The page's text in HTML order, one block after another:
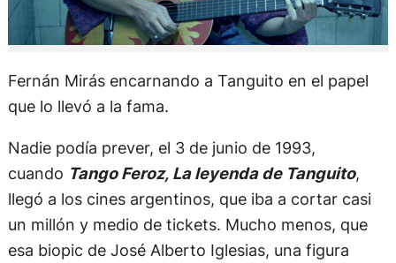
Fernán Mirás encarnando a Tanguito en el papel
que lo llevó a la fama.
Nadie podía prever, el 3 de junio de 1993,
cuando Tango Feroz, La leyenda de Tanguito,
llegó a los cines argentinos, que iba a cortar casi
un millón y medio de tickets. Mucho menos, que
esa biopic de José Alberto Iglesias, una figura